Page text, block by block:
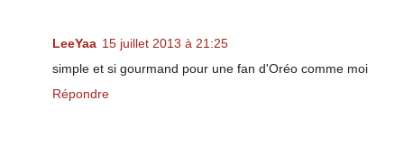
LeeYaa 15 juillet 2013 à 21:25
simple et si gourmand pour une fan d'Oréo comme moi
Répondre